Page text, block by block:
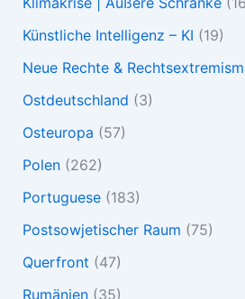
Künstliche Intelligenz – KI (19)
Neue Rechte &
Ostdeutschland (3)
Osteuropa (57)
Polen(262)
Portuguese(183)
Postsowjetischer Raum (75)
Querfront (47)
Rumänien(35)